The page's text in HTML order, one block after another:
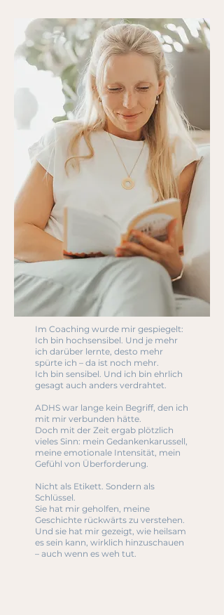
Im Coaching wurde mir gespiegelt:
Ich bin hochsensibel. Und je mehr
ich darüber lernte, desto mehr
spürte ich – da ist noch mehr.
Ich bin sensibel. Und ich bin ehrlich
gesagt auch anders verdrahtet.
ADHS war lange kein Begriff, den ich
mit mir verbunden hätte.
Doch mit der Zeit ergab plötzlich
vieles Sinn: mein Gedankenkarussell,
meine emotionale Intensität, mein
Gefühl von Überforderung.
Nicht als Etikett. Sondern als
Schlüssel.
Sie hat mir geholfen, meine
Geschichte rückwärts zu verstehen.
Und sie hat mir gezeigt, wie heilsam
es sein kann, wirklich hinzuschauen
– auch wenn es weh tut.